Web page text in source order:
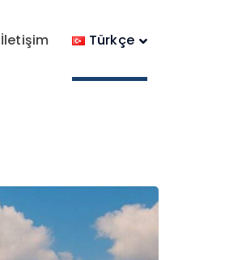
İletişim Türkçe